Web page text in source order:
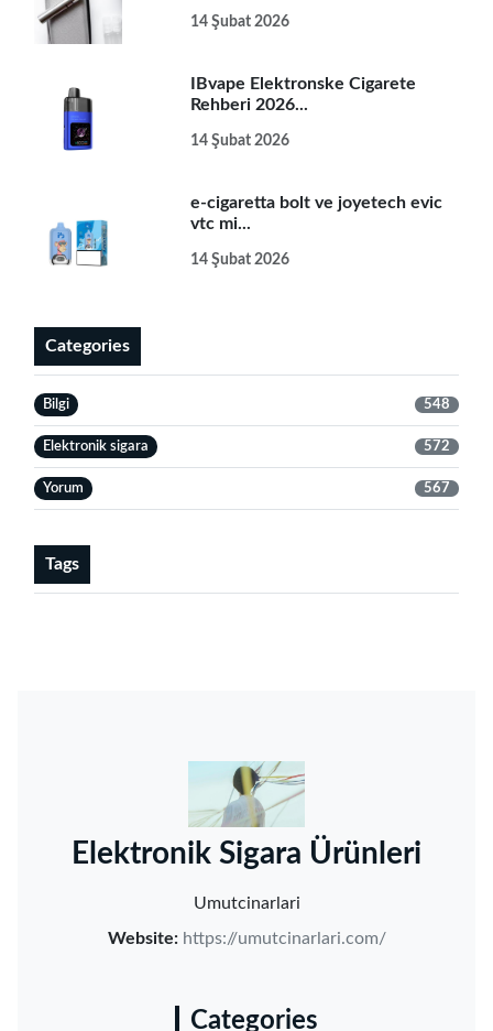
14 Şubat 2026
IBvape Elektronske Cigarete
Rehberi 2026...
14 Şubat 2026
e-cigaretta bolt ve joyetech evic
vtc mi...
14 Şubat 2026
Categories
Bilgi 548
Elektronik sigara 572
Yorum 567
Tags
‌Elektronik Sigara Ürünleri‌
Umutcinarlari
Website: https://umutcinarlari.com/
Categories